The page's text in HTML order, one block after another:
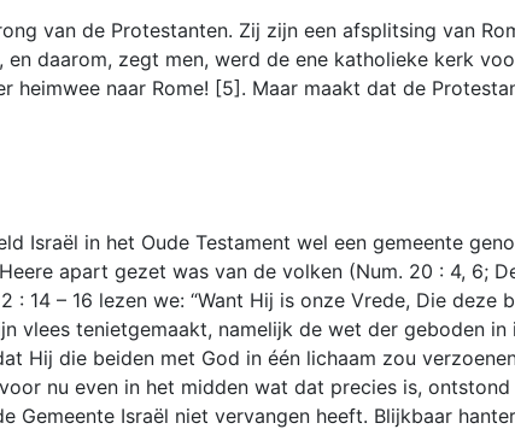
van de Protestanten. Zij zijn een afsplitsing van
daarom, zegt men, werd de ene katholieke kerk
naar Rome! [5]. Maar maakt dat de
in het Oude Testament wel een gemeente
apart gezet was van de volken (Num. 20 : 4, 6;
14 – 16 lezen we: “Want Hij is onze Vrede, Die deze
vlees tenietgemaakt, namelijk de wet der geboden
Hij die beiden met God in één lichaam zou
nu even in het midden wat dat precies is,
Israël niet vervangen heeft. Blijkbaar